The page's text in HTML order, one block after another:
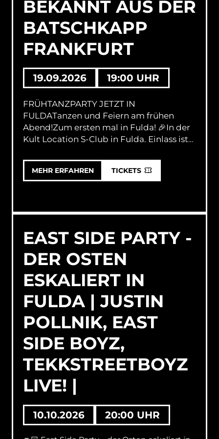
now.
BEKANNT AUS DER
BATSCHKAPP
FRANKFURT
19.09.2026 19:00 UHR
FRÜHTANZPARTY JETZT IN
FULDATanzen und Feiern am frühen
Abend!Zum ersten mal in Fulda! 🎉 In der
Kult Location S-Club in Fulda. Einlass ist
feiern – früh tanzen – Sonntag genießen! 💃
Keine langen Warm-ups – direkt 4
90s, 2000er oder aktuelle Charts – hier
Beste:Wer möchte, darf weiter feiern!
Afterparty inklusive!👉 2 Partys – 1
Eintritt!Wir empfehlen, schnell Tickets zu
Ab 18 Jahren!
MEHR ERFAHREN TICKETS
EAST SIDE PARTY -
DER OSTEN
ESKALIERT IN
FULDA | JUSTIN
POLLNIK, EAST
SIDE BOYZ,
TEKKSTREETBOYZ
LIVE! |
10.10.2026 20:00 UHR